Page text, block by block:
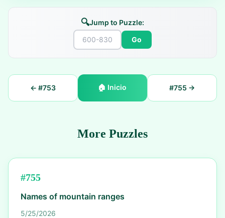
🔍Jump to Puzzle:
Go
← #753 🏠 Inicio #755 →
More Puzzles
#755
Names of mountain ranges
5/25/2026